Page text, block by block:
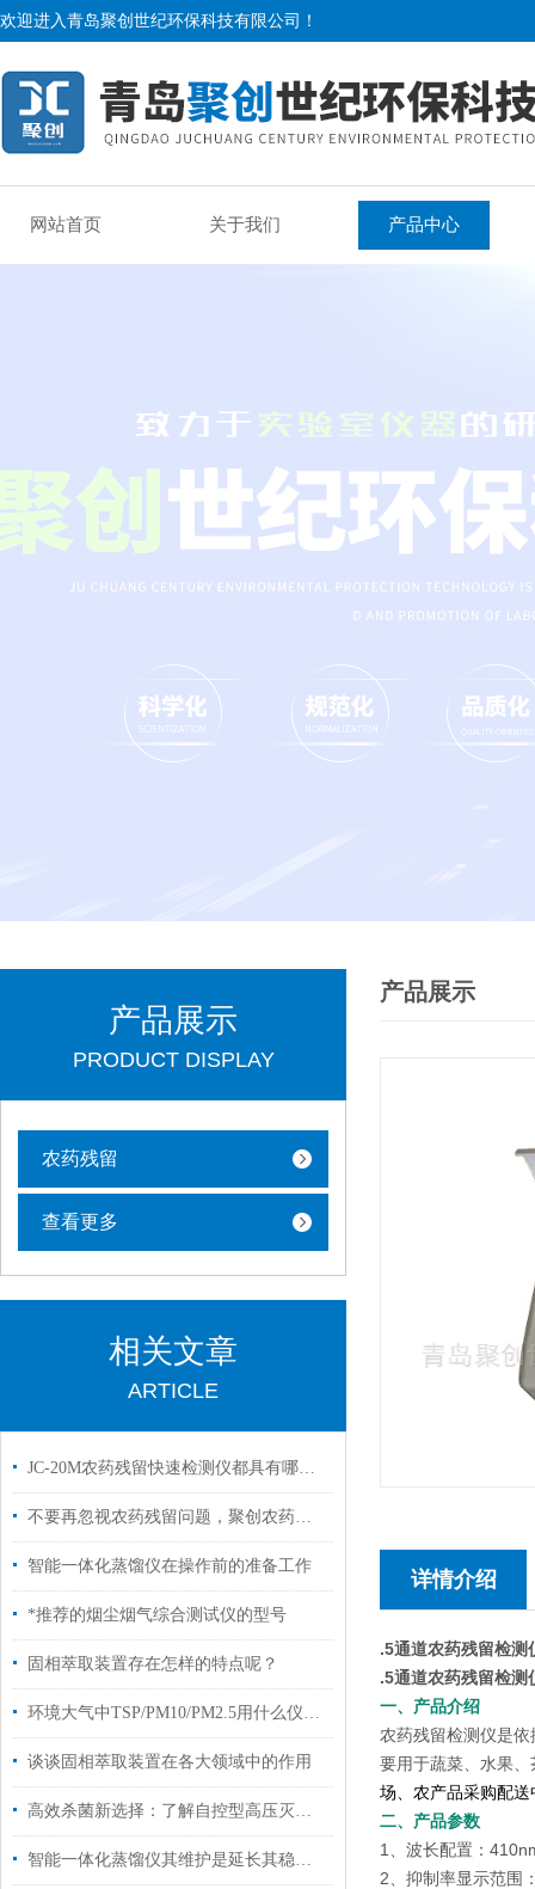
欢迎进入青岛聚创世纪环保科技有限公司！
网站首页 关于我们 产品中心
产品展示
PRODUCT DISPLAY
农药残留
查看更多
相关文章
ARTICLE
JC-20M农药残留快速检测仪都具有哪些性能优势
不要再忽视农药残留问题，聚创农药残留检测仪来帮您！
智能一体化蒸馏仪在操作前的准备工作
*推荐的烟尘烟气综合测试仪的型号
固相萃取装置存在怎样的特点呢？
环境大气中TSP/PM10/PM2.5用什么仪器收集？
谈谈固相萃取装置在各大领域中的作用
高效杀菌新选择：了解自控型高压灭菌锅的多功能应用！
智能一体化蒸馏仪其维护是延长其稳定运行的关键
产品展示
详情介绍
.5通道农药残留检测
.5通道农药残留检测
一、产品介绍
农药残留检测仪是
要用于蔬菜、水果
场、农产品采购配
二、产品参数
1、波长配置：
2、抑制率显示范围